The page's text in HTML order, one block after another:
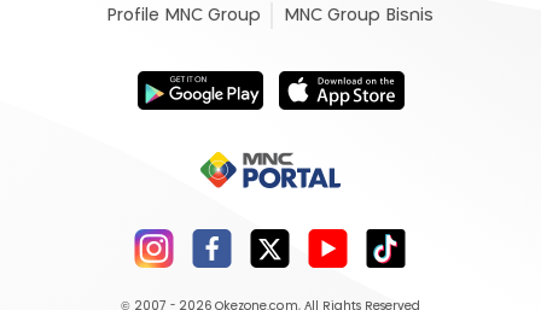
Profile MNC Group MNC Group Bisnis
© 2007 - 2026 Okezone.com, All Rights Reserved